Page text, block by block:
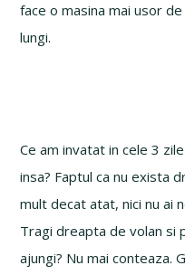
face o masina mai usor
lungi.
Ce am invatat in cele 3
insa? Faptul ca nu exista
mult decat atat, nici nu ai
Tragi dreapta de volan si
ajungi? Nu mai conteaza.